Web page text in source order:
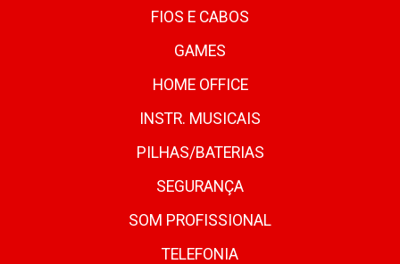
FIOS E CABOS
GAMES
HOME OFFICE
INSTR. MUSICAIS
PILHAS/BATERIAS
SEGURANÇA
SOM PROFISSIONAL
TELEFONIA